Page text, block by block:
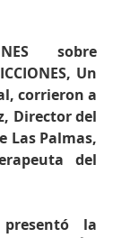
sobre
Un
corrieron a
Director del
Las Palmas,
del
la